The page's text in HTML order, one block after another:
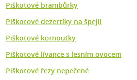
Piškotové brambůrky
Piškotové dezertíky na špejli
Piškotové kornoutky
Piškotové lívance s lesním ovocem
Piškotové řezy nepečené